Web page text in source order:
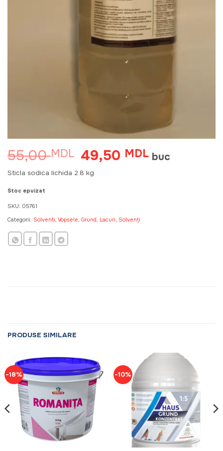
55,00MDL Prețul
inițial
a
49,50 MDLPrețul
curent
buc
Sticla sodica lichida 2.8 kg
Stoc epuizat
SKU: 05761
Categorii: Solventi Vopsele, Grund, Lacuri, Solvenți
PRODUSE SIMILARE
-18% -10%